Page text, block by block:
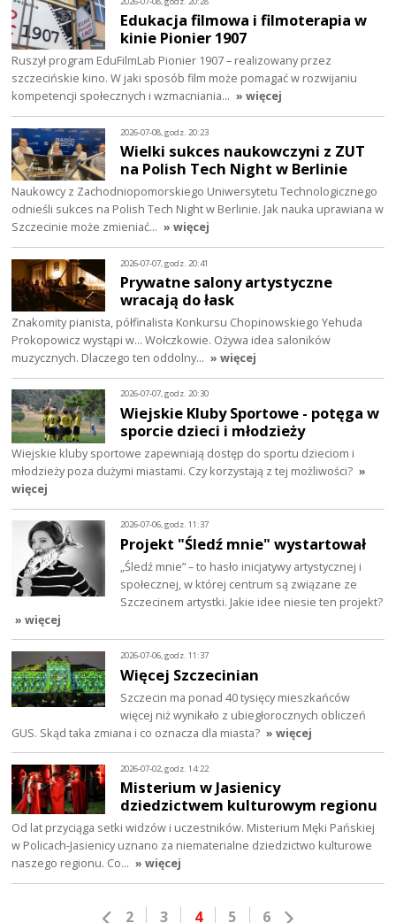
Edukacja filmowa i filmoterapia w
kinie Pionier 1907
Ruszył program EduFilmLab Pionier 1907 – realizowany przez
szczecińskie kino. W jaki sposób film może pomagać w rozwijaniu
kompetencji społecznych i wzmacniania… » więcej
2026-07-08, godz. 20:23
Wielki sukces naukowczyni z ZUT
na Polish Tech Night w Berlinie
Naukowcy z Zachodniopomorskiego Uniwersytetu Technologicznego
odnieśli sukces na Polish Tech Night w Berlinie. Jak nauka uprawiana w
Szczecinie może zmieniać… » więcej
2026-07-07, godz. 20:41
Prywatne salony artystyczne
wracają do łask
Znakomity pianista, półfinalista Konkursu Chopinowskiego Yehuda
Prokopowicz wystąpi w… Wołczkowie. Ożywa idea saloników
muzycznych. Dlaczego ten oddolny… » więcej
2026-07-07, godz. 20:30
Wiejskie Kluby Sportowe - potęga w
sporcie dzieci i młodzieży
Wiejskie kluby sportowe zapewniają dostęp do sportu dzieciom i
młodzieży poza dużymi miastami. Czy korzystają z tej możliwości? »
więcej
2026-07-06, godz. 11:37
Projekt "Śledź mnie" wystartował
„Śledź mnie” – to hasło inicjatywy artystycznej i
społecznej, w której centrum są związane ze
Szczecinem artystki. Jakie idee niesie ten projekt?
» więcej
2026-07-06, godz. 11:37
Więcej Szczecinian
Szczecin ma ponad 40 tysięcy mieszkańców
więcej niż wynikało z ubiegłorocznych obliczeń
GUS. Skąd taka zmiana i co oznacza dla miasta? » więcej
2026-07-02, godz. 14:22
Misterium w Jasienicy
dziedzictwem kulturowym regionu
Od lat przyciąga setki widzów i uczestników. Misterium Męki Pańskiej
w Policach-Jasienicy uznano za niematerialne dziedzictwo kulturowe
naszego regionu. Co… » więcej
2 3 4 5 6